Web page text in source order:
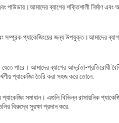
ব্যাগের শক্তিশালী নির্মাণ এবং
সম্পূরক প্যাকেজিংয়ের জন্য উপযুক্ত।আমাদের
পারে। আমাদের ব্যাগের আর্দ্রতা-প্রতিরোধী
প্যাকেজিং তৈরি করা সহজ করে তোলে.
সমাধান। এগুলি বিভিন্ন রাসায়নিক
বিরুদ্ধে সুরক্ষা প্রদান করে.